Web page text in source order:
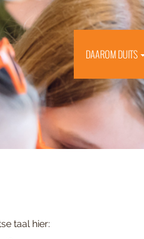
DAAROM DUITS
taal hier: